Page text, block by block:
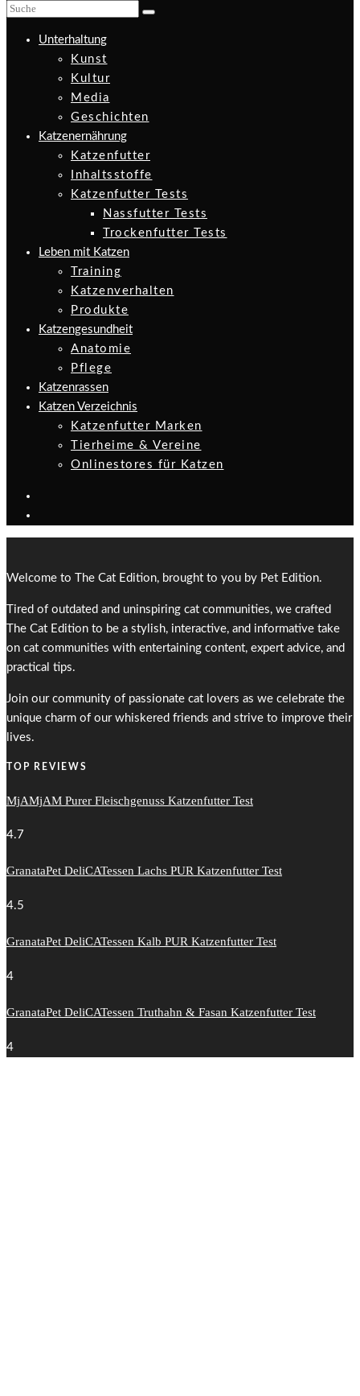
Unterhaltung
Kunst
Kultur
Media
Geschichten
Katzenernährung
Katzenfutter
Inhaltsstoffe
Katzenfutter Tests
Nassfutter Tests
Trockenfutter Tests
Leben mit Katzen
Training
Katzenverhalten
Produkte
Katzengesundheit
Anatomie
Pflege
Katzenrassen
Katzen Verzeichnis
Katzenfutter Marken
Tierheime & Vereine
Onlinestores für Katzen
Welcome to The Cat Edition, brought to you by Pet Edition.
Tired of outdated and uninspiring cat communities, we crafted
The Cat Edition to be a stylish, interactive, and informative take
on cat communities with entertaining content, expert advice, and
practical tips.
Join our community of passionate cat lovers as we celebrate the
unique charm of our whiskered friends and strive to improve their
lives.
TOP REVIEWS
MjAMjAM Purer Fleischgenuss Katzenfutter Test
4.7
GranataPet DeliCATessen Lachs PUR Katzenfutter Test
4.5
GranataPet DeliCATessen Kalb PUR Katzenfutter Test
4
GranataPet DeliCATessen Truthahn & Fasan Katzenfutter Test
4